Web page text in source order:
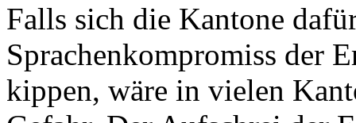
Falls sich die Kantone
Sprachenkompromiss der
kippen, wäre in vielen